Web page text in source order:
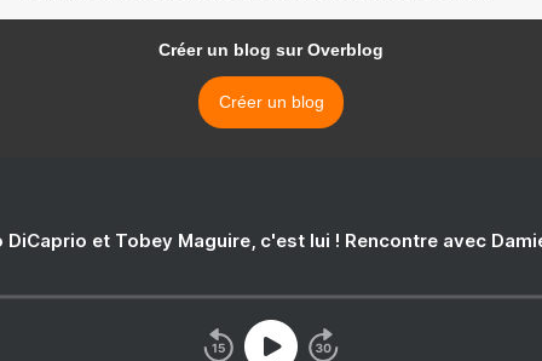
Créer un blog sur Overblog
Créer un blog
DiCaprio et Tobey Maguire, c'est lui ! Rencontre avec